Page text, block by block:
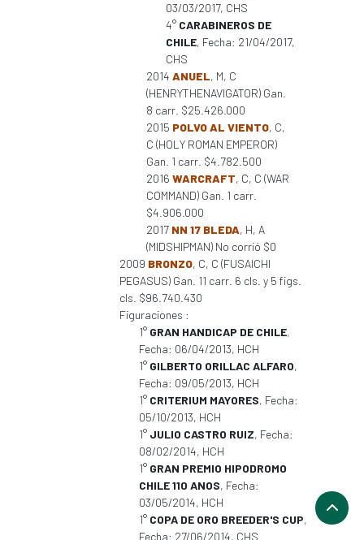
03/03/2017, CHS
4° CARABINEROS DE
CHILE, Fecha: 21/04/2017,
CHS
2014 ANUEL, M, C
(HENRYTHENAVIGATOR) Gan.
8 carr. $25.426.000
2015 POLVO AL VIENTO, C,
C (HOLY ROMAN EMPEROR)
Gan. 1 carr. $4.782.500
2016 WARCRAFT, C, C (WAR
COMMAND) Gan. 1 carr.
$4.906.000
2017 NN 17 BLEDA, H, A
(MIDSHIPMAN) No corrió $0
2009 BRONZO, C, C (FUSAICHI
PEGASUS) Gan. 11 carr. 6 cls. y 5 figs.
cls. $96.740.430
Figuraciones :
1° GRAN HANDICAP DE CHILE,
Fecha: 06/04/2013, HCH
1° GILBERTO ORILLAC ALFARO,
Fecha: 09/05/2013, HCH
1° CRITERIUM MAYORES, Fecha:
05/10/2013, HCH
1° JULIO CASTRO RUIZ, Fecha:
08/02/2014, HCH
1° GRAN PREMIO HIPODROMO
CHILE 110 ANOS, Fecha:
03/05/2014, HCH
1° COPA DE ORO BREEDER'S CUP,
Fecha: 27/06/2014, CHS